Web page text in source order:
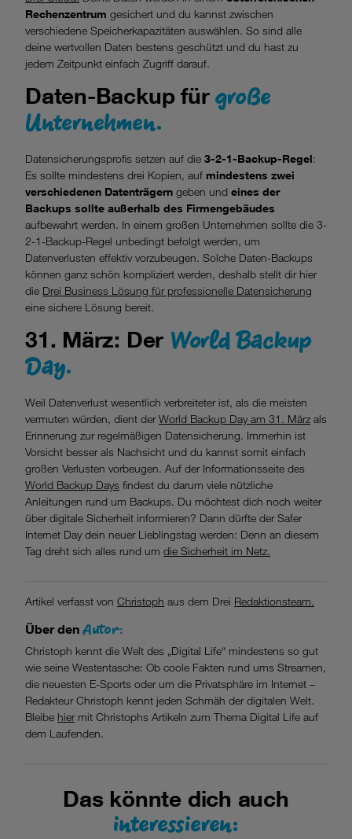
Rechenzentrum gesichert und du kannst zwischen
verschiedene Speicherkapazitäten auswählen. So sind alle
deine wertvollen Daten bestens geschützt und du hast zu
jedem Zeitpunkt einfach Zugriff darauf.
Daten-Backup fürgroße
Unternehmen.
Datensicherungsprofis setzen auf die 3-2-1-Backup-Regel:
Es sollte mindestens drei Kopien, auf mindestens zwei
verschiedenen Datenträgern geben und eines der
Backups sollte außerhalb des Firmengebäudes
aufbewahrt werden. In einem großen Unternehmen sollte die 3-
2-1-Backup-Regel unbedingt befolgt werden, um
Datenverlusten effektiv vorzubeugen. Solche Daten-Backups
können ganz schön kompliziert werden, deshalb stellt dir hier
die Drei Business Lösung für professionelle Datensicherung
eine sichere Lösung bereit.
31. März: Der World Backup
Day.
Weil Datenverlust wesentlich verbreiteter ist, als die meisten
vermuten würden, dient derWorld Backup Day am 31. März als
Erinnerung zur regelmäßigen Datensicherung. Immerhin ist
Vorsicht besser als Nachsicht und du kannst somit einfach
großen Verlusten vorbeugen. Auf der Informationsseite des
World Backup Days findest du darum viele nützliche
Anleitungen rund um Backups. Du möchtest dich noch weiter
über digitale Sicherheit informieren? Dann dürfte der Safer
Internet Day dein neuer Lieblingstag werden: Denn an diesem
Tag dreht sich alles rund um die Sicherheit im Netz.
Artikel verfasst von Christoph aus dem Drei Redaktionsteam.
Über den Autor:
Christoph kennt die Welt des „Digital Life“ mindestens so gut
wie seine Westentasche: Ob coole Fakten rund ums Streamen,
die neuesten E-Sports oder um die Privatsphäre im Internet –
Redakteur Christoph kennt jeden Schmäh der digitalen Welt.
Bleibe hiermit Christophs Artikeln zum Thema Digital Life auf
dem Laufenden.
Das könnte dich auch
interessieren: